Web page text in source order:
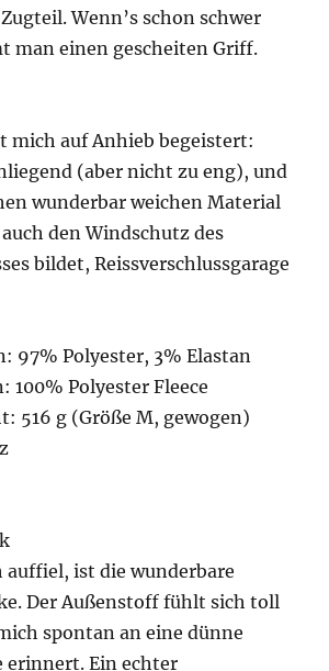
Wenn’s schon schwer
man einen gescheiten Griff.
mich auf Anhieb begeistert:
(aber nicht zu eng), und
wunderbar weichen Material
den Windschutz des
bildet, Reissverschlussgarage
97% Polyester, 3% Elastan
100% Polyester Fleece
516 g (Größe M, gewogen)
auffiel, ist die wunderbare
Der Außenstoff fühlt sich toll
spontan an eine dünne
erinnert. Ein echter